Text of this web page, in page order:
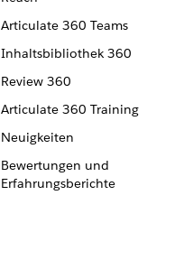
Articulate 360 Teams
Inhaltsbibliothek 360
Review 360
Articulate 360 Training
Neuigkeiten
Bewertungen und
Erfahrungsberichte